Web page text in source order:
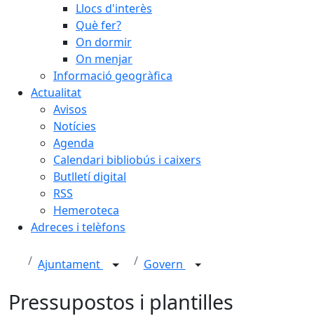
Llocs d'interès
Què fer?
On dormir
On menjar
Informació geogràfica
Actualitat
Avisos
Notícies
Agenda
Calendari bibliobús i caixers
Butlletí digital
RSS
Hemeroteca
Adreces i telèfons
Ajuntament Govern
Pressupostos i plantilles